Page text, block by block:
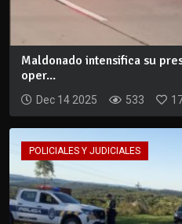
Maldonado intensifica su
oper...
Dec 14 2025 533
POLICIALES Y JUDICIALES